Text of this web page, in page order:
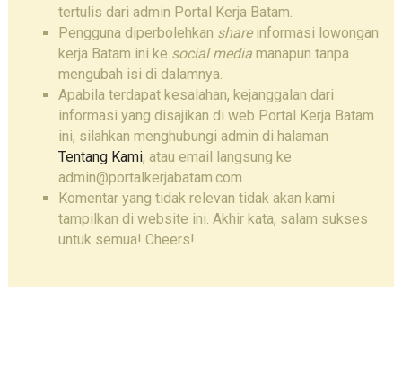
tertulis dari admin Portal Kerja Batam.
Pengguna diperbolehkan shareinformasi lowongan
kerja Batam ini ke social mediamanapun tanpa
mengubah isi di dalamnya.
Apabila terdapat kesalahan, kejanggalan dari
informasi yang disajikan di web Portal Kerja Batam
ini, silahkan menghubungi admin di halaman
Tentang Kami, atau email langsung ke
admin@portalkerjabatam.com.
Komentar yang tidak relevan tidak akan kami
tampilkan di website ini. Akhir kata, salam sukses
untuk semua! Cheers!